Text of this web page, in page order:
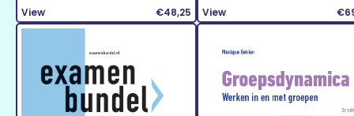
View €48,25 View